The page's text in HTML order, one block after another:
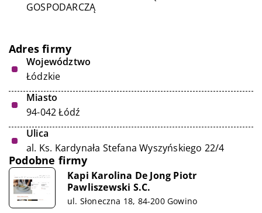
GOSPODARCZĄ
Adres firmy
Województwo
Łódzkie
Miasto
94-042 Łódź
Ulica
al. Ks. Kardynała Stefana Wyszyńskiego 22/4
Podobne firmy
Kapi Karolina De Jong Piotr
Pawliszewski S.C.
ul. Słoneczna 18, 84-200 Gowino